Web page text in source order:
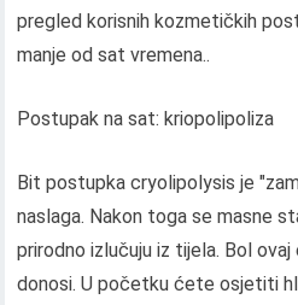
pregled korisnih kozmetičkih
manje od sat vremena..
Postupak na sat: kriopolipoliza
Bit postupka cryolipolysis je
naslaga. Nakon toga se masne
prirodno izlučuju iz tijela. Bol
donosi. U početku ćete osjetiti